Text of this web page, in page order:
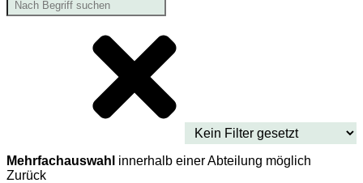
Mehrfachauswahl innerhalb einer Abteilung möglich
Zurück